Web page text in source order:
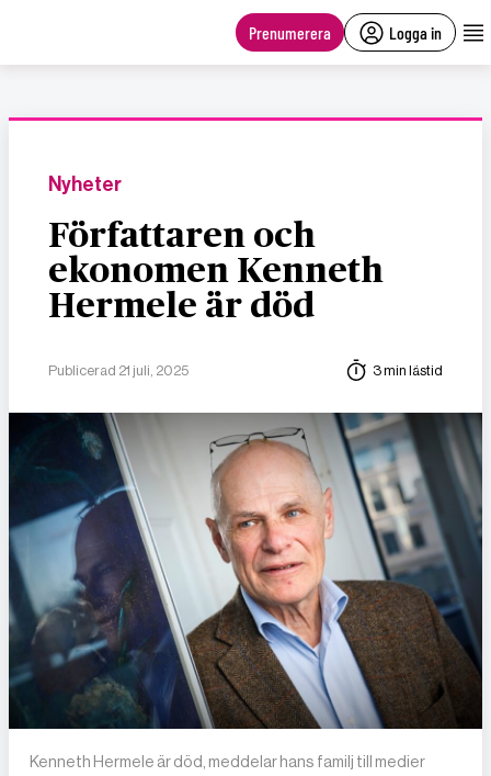
Prenumerera Logga in
Nyheter
Författaren och
ekonomen Kenneth
Hermele är död
Publicerad 21 juli, 2025 3 min lästid
Kenneth Hermele är död, meddelar hans familj till medier